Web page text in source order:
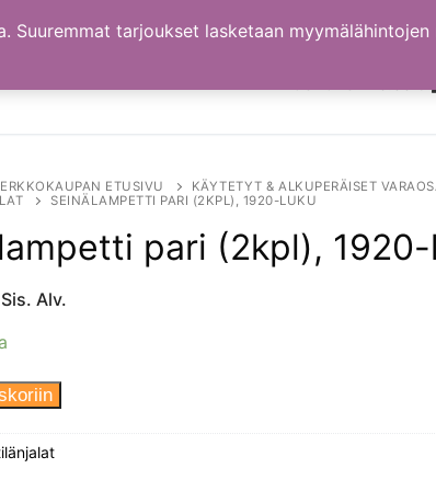
Hae:
ETUSIVU
KÄYTETYT & ALKUPERÄISET
SEINÄLAMPETTI PARI (2KPL), 1920-LUKU
pari (2kpl),
Sis. Alv.
tarjoukset lasketaan myymälähintojen